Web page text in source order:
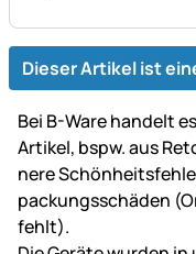
Dieser Artikel ist
Bei B-Ware handelt
Artikel, bspw. aus
ne­re
packungs­schäden
fehlt).